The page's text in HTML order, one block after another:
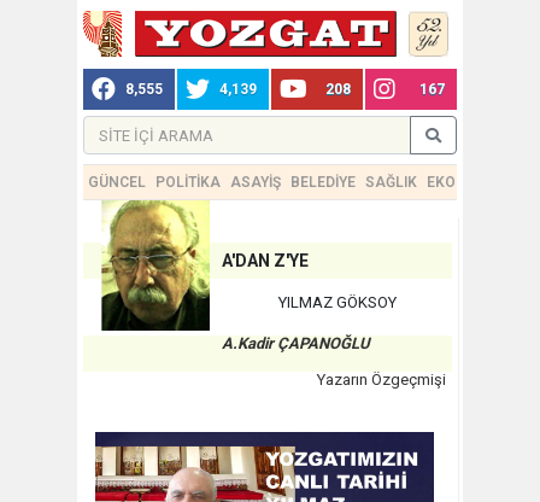
8,555 4,139 208 167
GÜNCEL POLİTİKA ASAYİŞ BELEDİYE SAĞLIK EKONOMİ
A'DAN Z'YE
YILMAZ GÖKSOY
A.Kadir ÇAPANOĞLU
Yazarın Özgeçmişi